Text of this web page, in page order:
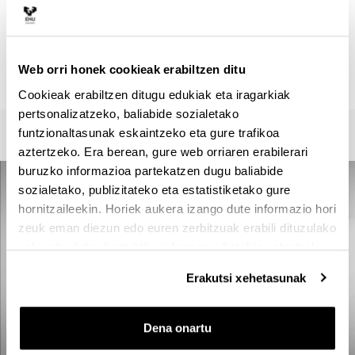
Web orri honek cookieak erabiltzen ditu
Cookieak erabiltzen ditugu edukiak eta iragarkiak
pertsonalizatzeko, baliabide sozialetako
funtzionaltasunak eskaintzeko eta gure trafikoa
aztertzeko. Era berean, gure web orriaren erabilerari
buruzko informazioa partekatzen dugu baliabide
sozialetako, publizitateko eta estatistiketako gure
hornitzaileekin. Horiek aukera izango dute informazio hori
zeuk eman diezun edo euren zerbitzuak erabili dituzulako
eskuratu duten bestelako informazio batekin uztartzeko.
Erakutsi xehetasunak
Dena onartu
Idazkaritza :
Iratxe Angulo
945013410